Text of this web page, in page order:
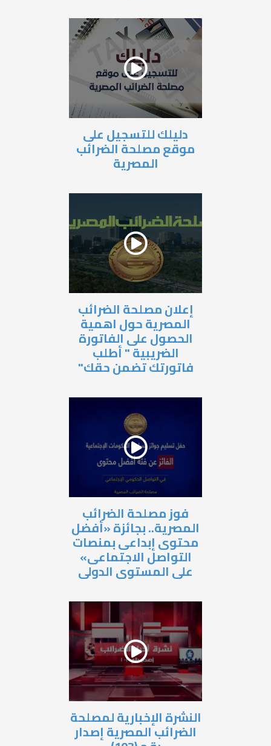
دليلك للتسجيل على
موقع مصلحة الضرائب
المصرية
إعلان مصلحة الضرائب
المصرية حول اهمية
الحصول على الفاتورة
الضريبية " أطلب
فاتورتك تضمن حقك"
فوز مصلحة الضرائب
المصرية.. بجائزة «أفضل
محتوى إبداعى بمنصات
التواصل الاجتماعى»
على المستوى الدولى
النشرة الإخبارية لمصلحة
الضرائب المصرية إصدار